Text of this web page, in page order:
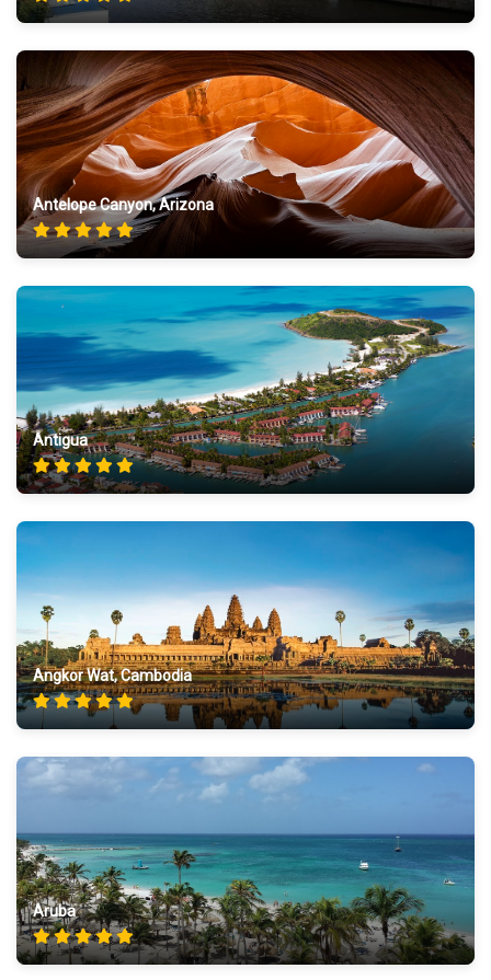
Antelope Canyon, Arizona
Antigua
Angkor Wat, Cambodia
Aruba